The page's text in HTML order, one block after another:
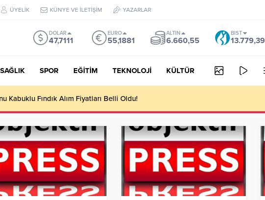
ÜYELİK KÜNYE VE İLETİŞİM YAZARLAR
DOLAR
47,7111
EURO
55,1881
ALTIN
6.660,55
BIST
13.779,39
SAĞLIK SPOR EĞİTİM TEKNOLOJİ KÜLTÜR
Her Gün 4 Bin 898 Kişiye Sıcak Yemek Ulaştırıyor!